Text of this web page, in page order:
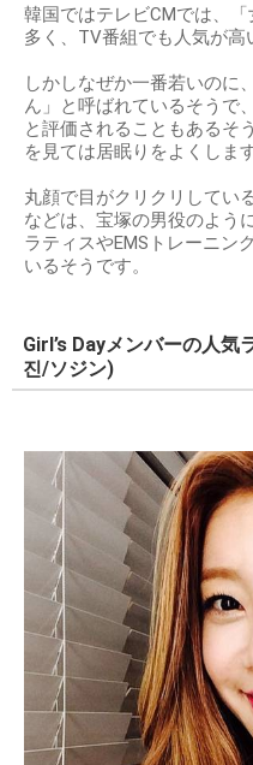
韓国ではテレビCMでは、
多く、TV番組でも人気が高
しかしなぜか一番若いのに
ん」と呼ばれているそうで
と評価されることもあるそ
を見ては居眠りをよくします
丸顔で目がクリクリしてい
などは、宝塚の男役のよう
ラティスやEMSトレーニン
いるそうです。
Girl’s Dayメンバーの人
진/ソジン)